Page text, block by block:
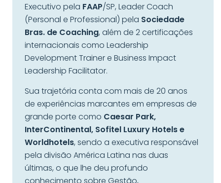
Executivo pela FAAP/SP, Leader Coach
(Personal e Professional) pela Sociedade
Bras. de Coaching, além de 2 certificações
internacionais como Leadership
Development Trainer e Business Impact
Leadership Facilitator.
Sua trajetória conta com mais de 20 anos
de experiências marcantes em empresas de
grande porte como Caesar Park,
InterContinental, Sofitel Luxury Hotels e
Worldhotels, sendo a executiva responsável
pela divisão América Latina nas duas
últimas, o que lhe deu profundo